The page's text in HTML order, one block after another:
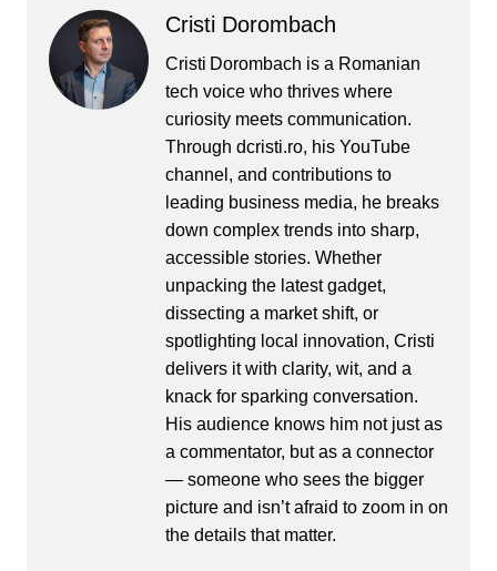
Cristi Dorombach
Cristi Dorombach is a Romanian
tech voice who thrives where
curiosity meets communication.
Through dcristi.ro, his YouTube
channel, and contributions to
leading business media, he breaks
down complex trends into sharp,
accessible stories. Whether
unpacking the latest gadget,
dissecting a market shift, or
spotlighting local innovation, Cristi
delivers it with clarity, wit, and a
knack for sparking conversation.
His audience knows him not just as
a commentator, but as a connector
— someone who sees the bigger
picture and isn’t afraid to zoom in on
the details that matter.